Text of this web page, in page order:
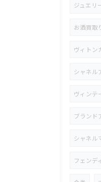
ジュエリ
お酒買取
ヴィトン
シャネル
ヴィンテ
ブランド
シャネル
フェンデ